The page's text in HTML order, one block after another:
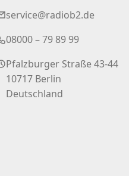
service@radiob2.de
08000 – 79 89 99
Pfalzburger Straße 43-44
10717 Berlin
Deutschland